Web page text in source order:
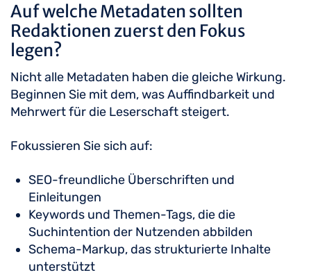
Auf welche Metadaten sollten
Redaktionen zuerst den Fokus
legen?
Nicht alle Metadaten haben die gleiche Wirkung.
Beginnen Sie mit dem, was Auffindbarkeit und
Mehrwert für die Leserschaft steigert.
Fokussieren Sie sich auf:
SEO-freundliche Überschriften und
Einleitungen
Keywords und Themen-Tags, die die
Suchintention der Nutzenden abbilden
Schema-Markup, das strukturierte Inhalte
unterstützt